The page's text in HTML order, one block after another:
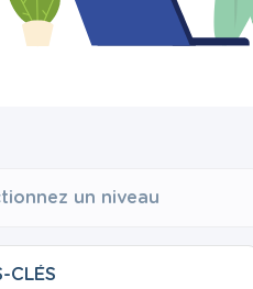
un niveau